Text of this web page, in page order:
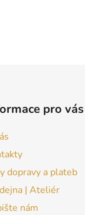
pro vás
dopravy a plateb
| Ateliér
nám